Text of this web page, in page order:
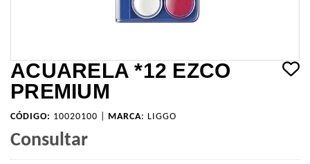
ACUARELA *12 EZCO
PREMIUM
CÓDIGO: 10020100 | MARCA: LIGGO
Consultar